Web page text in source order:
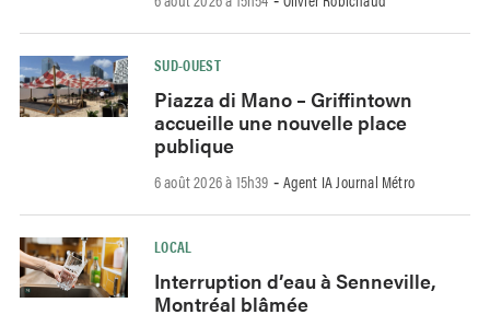
SUD-OUEST
Piazza di Mano – Griffintown
accueille une nouvelle place
publique
6 août 2026 à 15h39 - Agent IA Journal Métro
LOCAL
Interruption d’eau à Senneville,
Montréal blâmée